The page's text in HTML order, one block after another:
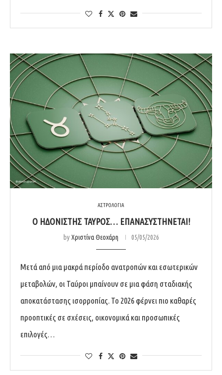
ΑΣΤΡΟΛΟΓΙΑ
Ο ΗΔΟΝΙΣΤΉΣ ΤΑΎΡΟΣ… ΕΠΑΝΑΣΥΣΤΉΝΕΤΑΙ!
byΧριστίνα Θεοχάρη 05/05/2026
Μετά από μια μακρά περίοδο ανατροπών και εσωτερικών
μεταβολών, οι Ταύροι μπαίνουν σε μια φάση σταδιακής
αποκατάστασης ισορροπίας. Το 2026 φέρνει πιο καθαρές
προοπτικές σε σχέσεις, οικονομικά και προσωπικές
επιλογές…